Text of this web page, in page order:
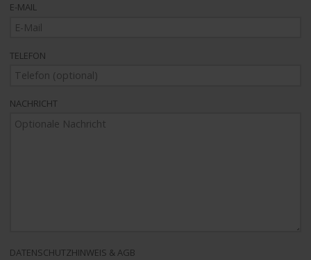
E-MAIL
TELEFON
NACHRICHT
DATENSCHUTZHINWEIS & AGB